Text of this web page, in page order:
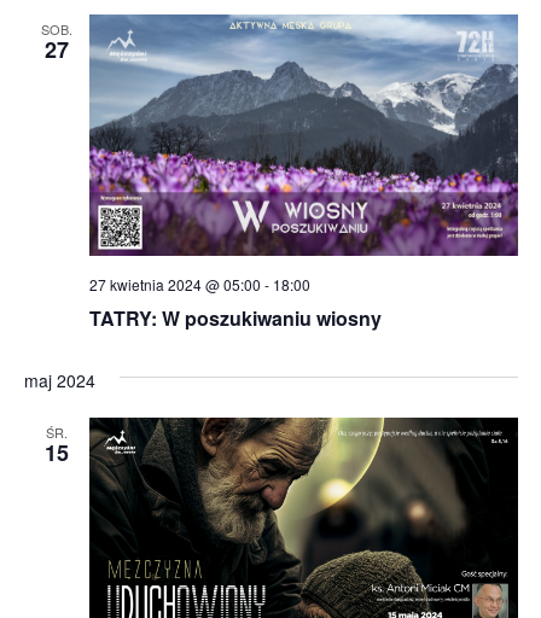
SOB.
27
TATRY: W poszukiwaniu wiosny
27 kwietnia 2024 @ 05:00 - 18:00
maj 2024
ŚR.
15